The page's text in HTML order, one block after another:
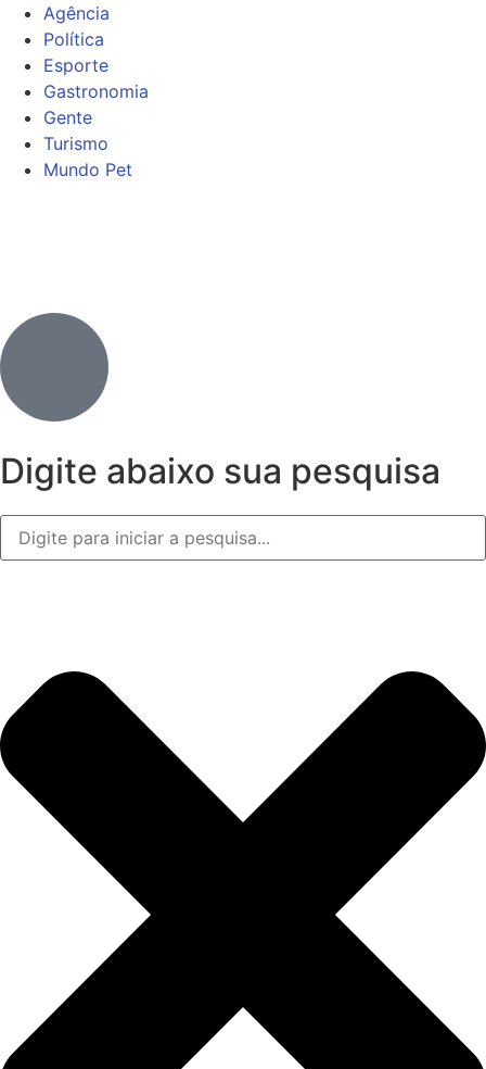
Agência
Política
Esporte
Gastronomia
Gente
Turismo
Mundo Pet
Digite abaixo sua pesquisa